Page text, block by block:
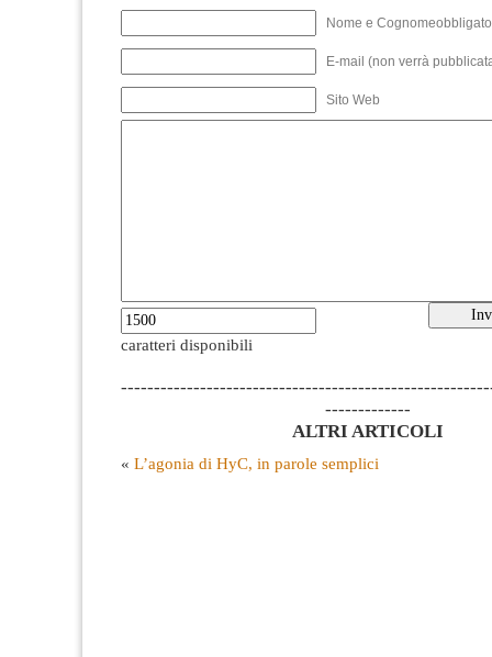
Nome e
E-mail (non verrà
Sito Web
caratteri disponibili
-------------
ALTRI ARTICOLI
« L’agonia di HyC, in parole semplici